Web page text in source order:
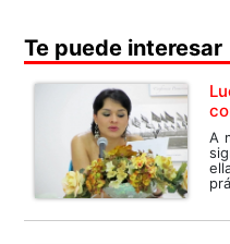
Te puede interesar
A